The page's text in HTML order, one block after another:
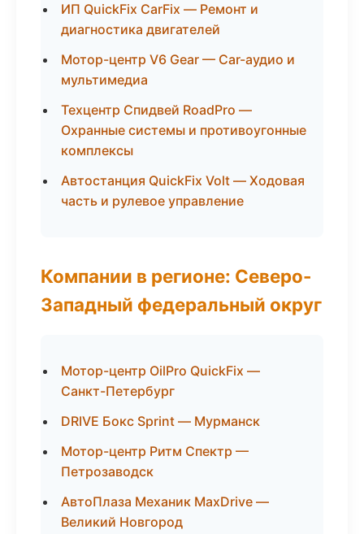
ИП QuickFix CarFix — Ремонт и
диагностика двигателей
Мотор-центр V6 Gear — Car-аудио и
мультимедиа
Техцентр Спидвей RoadPro —
Охранные системы и противоугонные
комплексы
Автостанция QuickFix Volt — Ходовая
часть и рулевое управление
Компании в регионе: Северо-
Западный федеральный округ
Мотор-центр OilPro QuickFix —
Санкт-Петербург
DRIVE Бокс Sprint — Мурманск
Мотор-центр Ритм Спектр —
Петрозаводск
АвтоПлаза Механик MaxDrive —
Великий Новгород